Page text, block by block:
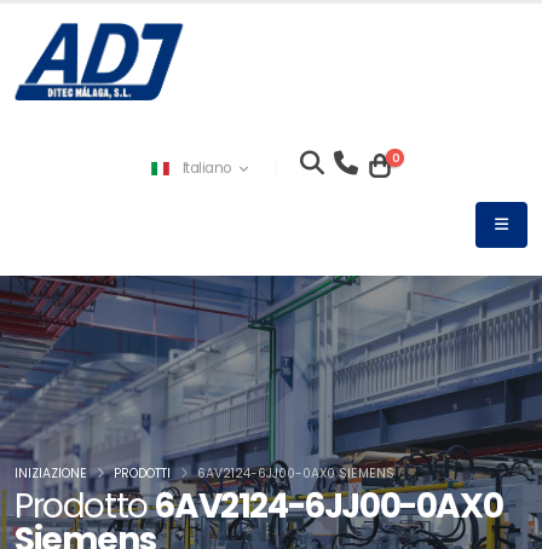
Italiano 0
Prodotto6AV2124-6JJ00-0AX0
INIZIAZIONE PRODOTTI 6AV2124-6JJ00-0AX0 SIEMENS